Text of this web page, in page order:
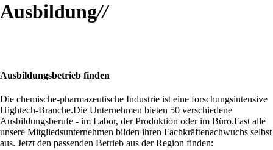
Ausbildung//
Ausbildungsbetrieb finden
Die chemische-pharmazeutische Industrie ist eine forschungsintensive
Hightech-Branche.Die Unternehmen bieten 50 verschiedene
Ausbildungsberufe - im Labor, der Produktion oder im Büro.Fast alle
unsere Mitgliedsunternehmen bilden ihren Fachkräftenachwuchs selbst
aus. Jetzt den passenden Betrieb aus der Region finden: